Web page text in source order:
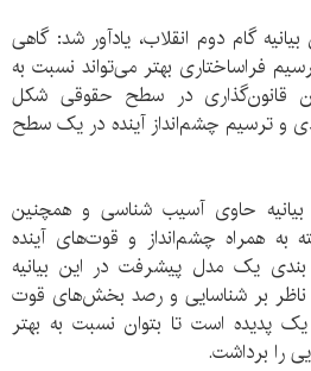
گام دوم انقلاب، یادآور شد: گاهی
فراساختاری بهتر می‌تواند نسبت به
قانون‌گذاری در سطح حقوقی شکل
و ترسیم چشم‌انداز آینده در یک سطح
بیانیه حاوی آسیب شناسی و همچنین
به همراه چشم‌انداز و قوت‌های آینده
یک مدل پیشرفت در این بیانیه
بر شناسایی و رصد بخش‌های قوت
پدیده است تا بتوان نسبت به بهتر
را برداشت.